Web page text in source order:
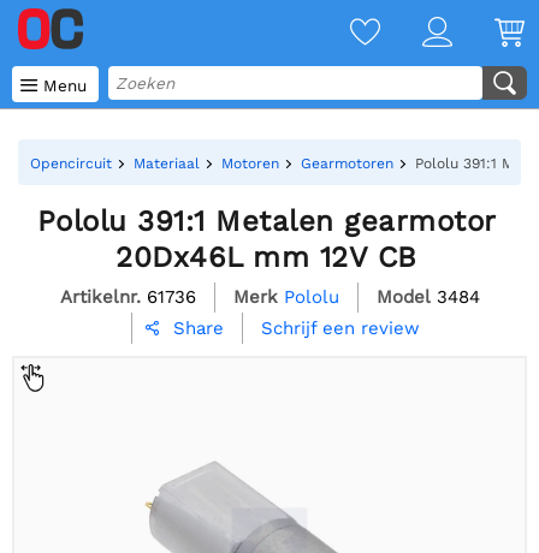
 Menu
Opencircuit Materiaal Motoren Gearmotoren Pololu 391:1
Pololu 391:1 Metalen gearmotor
20Dx46L mm 12V CB
Artikelnr. 61736 Merk Pololu Model 3484
 Share Schrijf een review